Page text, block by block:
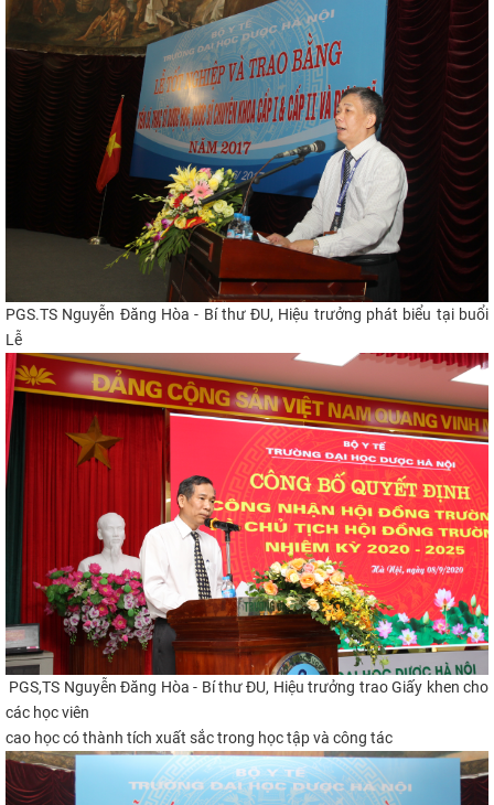
PGS.TS Nguyễn Đăng Hòa - Bí thư ĐU, Hiệu trưởng phát biểu tại buổi
Lễ
PGS,TS Nguyễn Đăng Hòa - Bí thư ĐU, Hiệu trưởng trao Giấy khen cho
các học viên
cao học có thành tích xuất sắc trong học tập và công tác